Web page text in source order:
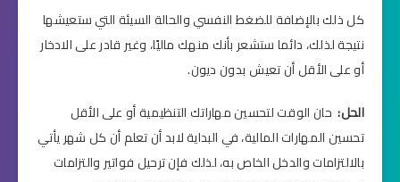
كل ذلك بالإضافة للضغط النفسي والحالة السيئة التي ستعيشها
نتيجة لذلك، دائما ستشعر بأنك منهك ماليًا، وغير قادر على الادخار
أو على الأقل أن تعيش بدون ديون.
الحل: حان الوقت لتحسين مهاراتك التنظيمية أو على الأقل
تحسين المهارات المالية، في البداية لابد أن تعلم أن كل شهر يأتي
بالالتزامات والدخل الخاص به، لذلك فإن ترحيل فواتير والتزامات